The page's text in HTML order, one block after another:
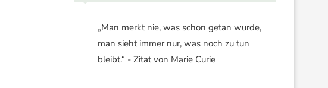
„Man merkt nie, was schon getan wurde,
man sieht immer nur, was noch zu tun
bleibt.“ - Zitat von Marie Curie